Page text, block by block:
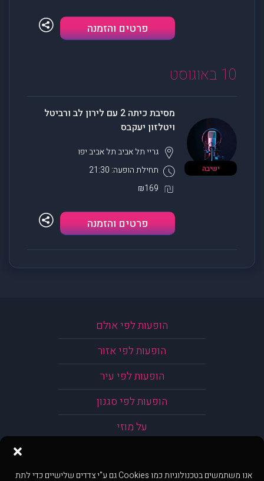
אנו משתמשים בטכנולוגיות כמו Cookies גם ע"י צדדים שלישיים כדי לתת
פרטים והזמנה
10 באוגוסט
ישיבה
מסיבת כיתה 2 עם לירון לב ורביטל
ויטלזון יעקבס
תחילת הופעה: 21:30
גריי תל אביבתל אביב יפו
₪169
פרטים והזמנה
הופעות לפי אולם
הופעות לפי אזור
הופעות לפי עיר
הופעות לפי סגנון
על מוזי